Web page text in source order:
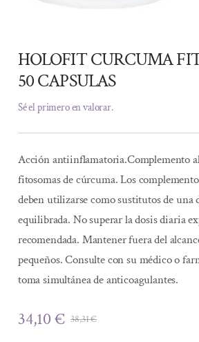
HOLOFIT CURCUMA
50 CAPSULAS
Sé el primero en valorar.
Acción antiinflamatoria.Complemento
fitosomas de cúrcuma. Los
deben utilizarse como sustitutos de una
equilibrada. No superar la dosis diaria
recomendada. Mantener fuera del
pequeños. Consulte con su médico o
toma simultánea de anticoagulantes.
38,31€El
34,10€
El